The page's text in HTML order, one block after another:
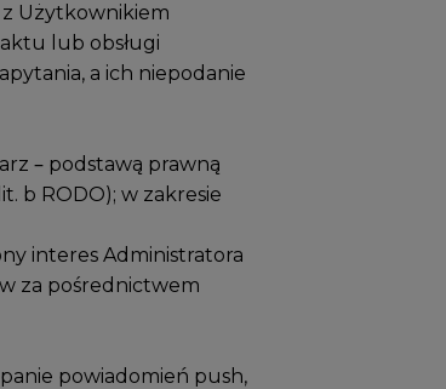
Użytkownikiem
lub obsługi
a ich niepodanie
– podstawą prawną
b RODO); w zakresie
interes Administratora
za pośrednictwem
powiadomień push,